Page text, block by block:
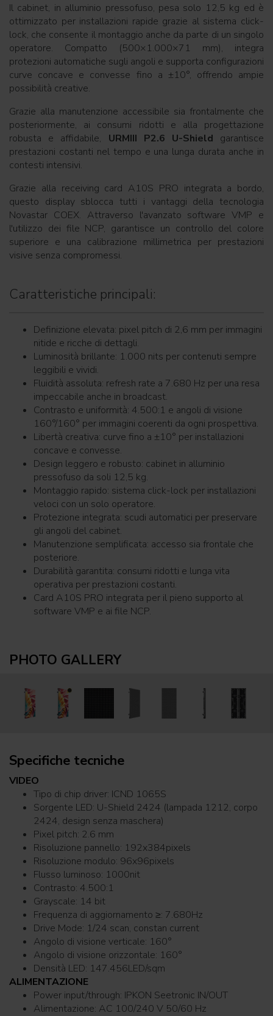
Il cabinet, in alluminio pressofuso, pesa solo 12,5 kg ed è
ottimizzato per installazioni rapide grazie al sistema click-
lock, che consente il montaggio anche da parte di un singolo
operatore. Compatto (500×1.000×71 mm), integra
protezioni automatiche sugli angoli e supporta configurazioni
curve concave e convesse fino a ±10°, offrendo ampie
possibilità creative.
Grazie alla manutenzione accessibile sia frontalmente che
posteriormente, ai consumi ridotti e alla progettazione
robusta e affidabile, URMIII P2.6 U-Shield garantisce
prestazioni costanti nel tempo e una lunga durata anche in
contesti intensivi.
Grazie alla receiving card A10S PRO integrata a bordo,
questo display sblocca tutti i vantaggi della tecnologia
Novastar COEX. Attraverso l'avanzato software VMP e
l'utilizzo dei file NCP, garantisce un controllo del colore
superiore e una calibrazione millimetrica per prestazioni
visive senza compromessi.
Caratteristiche principali:
Definizione elevata: pixel pitch di 2,6 mm per immagini
nitide e ricche di dettagli.
Luminosità brillante: 1.000 nits per contenuti sempre
leggibili e vividi.
Fluidità assoluta: refresh rate a 7.680 Hz per una resa
impeccabile anche in broadcast.
Contrasto e uniformità: 4.500:1 e angoli di visione
160°/160° per immagini coerenti da ogni prospettiva.
Libertà creativa: curve fino a ±10° per installazioni
concave e convesse.
Design leggero e robusto: cabinet in alluminio
pressofuso da soli 12,5 kg.
Montaggio rapido: sistema click-lock per installazioni
veloci con un solo operatore.
Protezione integrata: scudi automatici per preservare
gli angoli del cabinet.
Manutenzione semplificata: accesso sia frontale che
posteriore.
Durabilità garantita: consumi ridotti e lunga vita
operativa per prestazioni costanti.
Card A10S PRO integrata per il pieno supporto al
software VMP e ai file NCP.
PHOTO GALLERY
Specifiche tecniche
VIDEO
Tipo di chip driver: ICND 1065S
Sorgente LED: U-Shield 2424 (lampada 1212, corpo
2424, design senza maschera)
Pixel pitch: 2.6 mm
Risoluzione pannello: 192x384pixels
Risoluzione modulo: 96x96pixels
Flusso luminoso: 1000nit
Contrasto: 4.500:1
Grayscale: 14 bit
Frequenza di aggiornamento ≥: 7.680Hz
Drive Mode: 1/24 scan, constan current
Angolo di visione verticale: 160°
Angolo di visione orizzontale: 160°
Densità LED: 147.456LED/sqm
ALIMENTAZIONE
Power input/through: IPKON Seetronic IN/OUT
Alimentazione: AC 100/240 V 50/60 Hz